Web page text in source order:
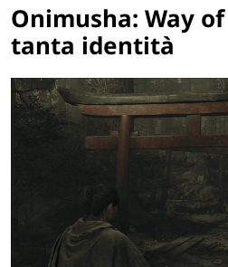
Onimusha: Way
tanta identità